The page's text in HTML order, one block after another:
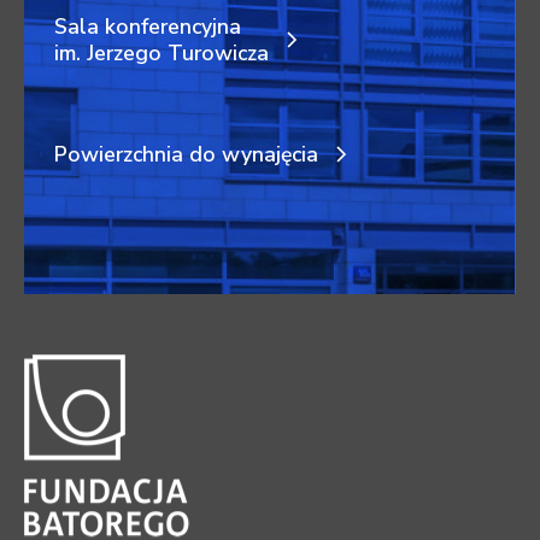
Sala konferencyjna
im. Jerzego Turowicza
Powierzchnia do wynajęcia